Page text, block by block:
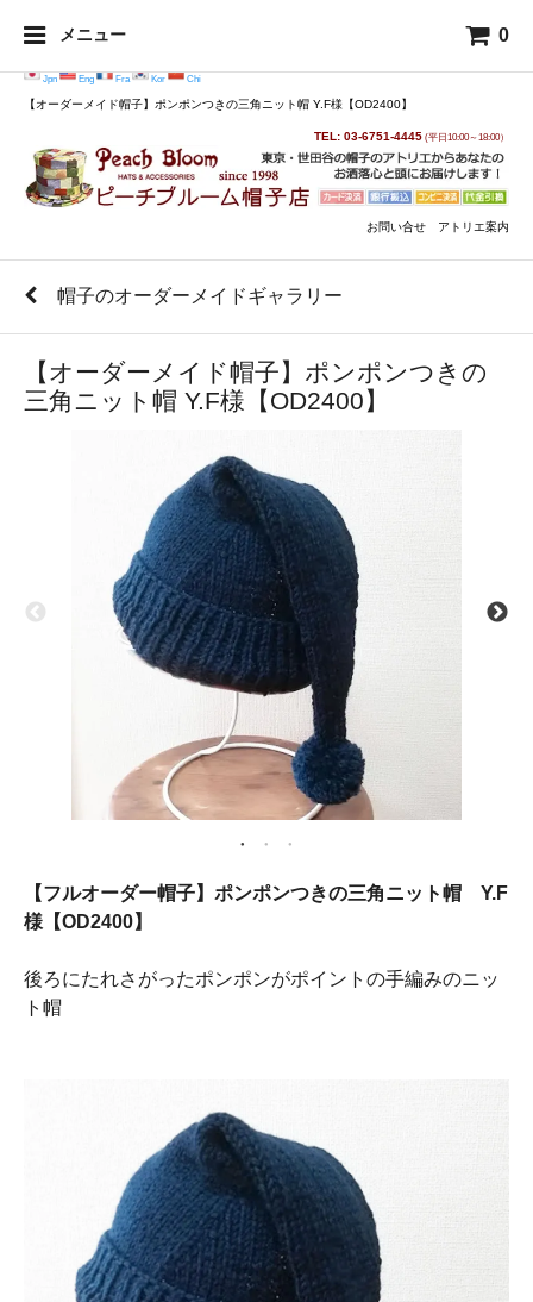
メニュー 0
Jpn Eng Fra Kor Chi
【オーダーメイド帽子】ポンポンつきの三角ニット帽 Y.F様【OD2400】
TEL: 03-6751-4445 (平日10:00～18:00）
お問い合せ アトリエ案内
帽子のオーダーメイドギャラリー
【オーダーメイド帽子】ポンポンつきの
三角ニット帽 Y.F様【OD2400】
【フルオーダー帽子】ポンポンつきの三角ニット帽 Y.F
様【OD2400】
後ろにたれさがったポンポンがポイントの手編みのニッ
ト帽